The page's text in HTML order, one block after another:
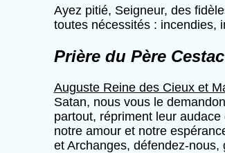
Ayez pitié, Seigneur, des
toutes nécessités : incendies,
Prière du Père Cestac
Auguste Reine des Cieux et
Satan, nous vous le
partout, répriment leur
notre amour et notre
et Archanges, défendez-nous,